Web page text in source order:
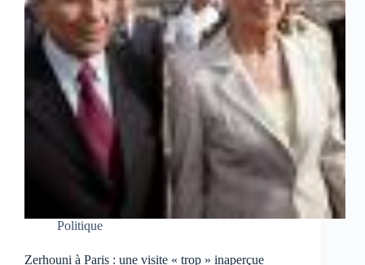
Politique
Zerhouni à Paris : une visite « trop » inaperçue